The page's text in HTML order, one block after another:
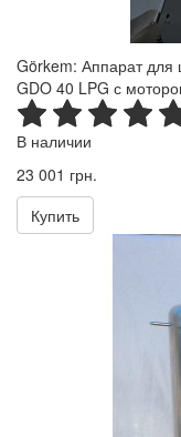
Görkem: Аппарат
GDO 40 LPG с
В наличии
23 001 грн.
Купить